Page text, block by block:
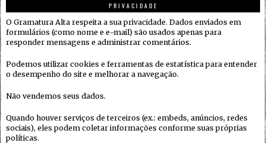
PRIVACIDADE
O Gramatura Alta respeita a sua privacidade. Dados enviados em
formulários (como nome e e-mail) são usados apenas para
responder mensagens e administrar comentários.
Podemos utilizar cookies e ferramentas de estatística para entender
o desempenho do site e melhorar a navegação.
Não vendemos seus dados.
Quando houver serviços de terceiros (ex.: embeds, anúncios, redes
sociais), eles podem coletar informações conforme suas próprias
políticas.